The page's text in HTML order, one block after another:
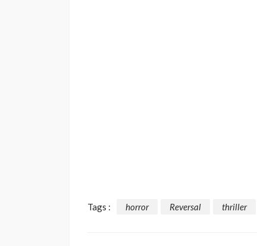
Tags : horror Reversal thriller